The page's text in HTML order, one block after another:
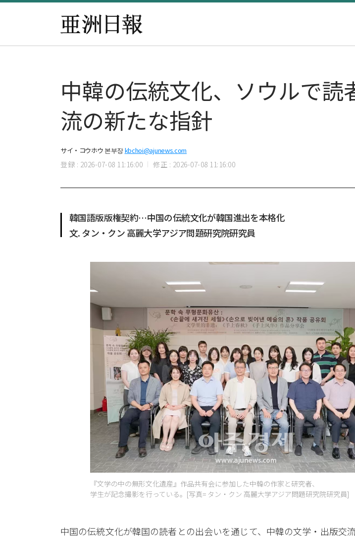
中韓の伝統文化、ソウルで
流の新たな指針
サイ・コウホウ 본부장kbchoi@ajunews.com
登録 : 2026-07-08 11:16:00 修正 : 2026-07-08 11:16:00
韓国語版版権契約…中国の伝統文化が韓国進出を本格化
文. タン・クン 高麗大学アジア問題研究院研究員
『文学の中の無形文化遺産』作品共有会に参加した中韓の作家と研究者、
学生が記念撮影を行っている。[写真= タン・クン 高麗大学アジア問題研究院研究員]
中国の伝統文化が韓国の読者との出会いを通じて、中韓の文学・出版交